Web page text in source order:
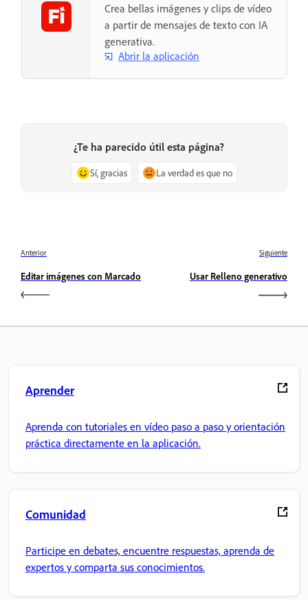
Crea bellas imágenes y clips de vídeo
a partir de mensajes de texto con IA
generativa.
Abrir la aplicación
¿Te ha parecido útil esta página?
Sí, gracias La verdad es que no
Anterior
Editar imágenes con Marcado
Siguiente
Usar Relleno generativo
Aprender
Aprenda con tutoriales en vídeo paso a paso y orientación
práctica directamente en la aplicación.
Comunidad
Participe en debates, encuentre respuestas, aprenda de
expertos y comparta sus conocimientos.